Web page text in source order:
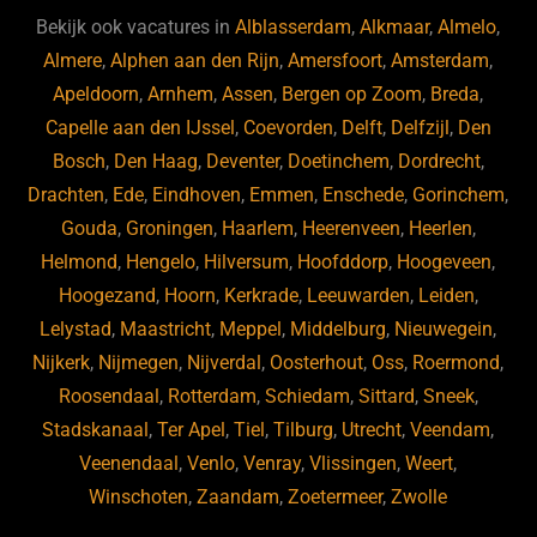
b
o
o
k
ky dI
n
Bekijk ook vacatures inAlblasserdam,Alkmaar,Almelo,
Almere,Alphen aan den Rijn,Amersfoort,Amsterdam,
Apeldoorn,Arnhem,Assen, Bergen op Zoom, Breda,
Capelle aan den IJssel , Coevorden, Delft, Delfzijl , Den
Bosch, Den Haag, Deventer, Doetinchem, Dordrecht,
Drachten, Ede, Eindhoven, Emmen, Enschede, Gorinchem,
Gouda, Groningen, Haarlem, Heerenveen, Heerlen,
Helmond, Hengelo, Hilversum, Hoofddorp, Hoogeveen,
Hoogezand, Hoorn, Kerkrade, Leeuwarden, Leiden,
Lelystad, Maastricht, Meppel , Middelburg, Nieuwegein,
Nijkerk, Nijmegen, Nijverdal , Oosterhout, Oss, Roermond,
Roosendaal , Rotterdam, Schiedam, Sittard, Sneek,
Stadskanaal ,Ter Apel ,Tiel ,Tilburg, Utrecht,Veendam,
Veenendaal ,Venlo,Venray,Vlissingen,Weert,
Winschoten,Zaandam,Zoetermeer,Zwolle